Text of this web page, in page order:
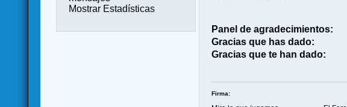
Mostrar Estadísticas
Panel de agradecimientos:
Gracias que has dado:
Gracias que te han dado:
Firma: